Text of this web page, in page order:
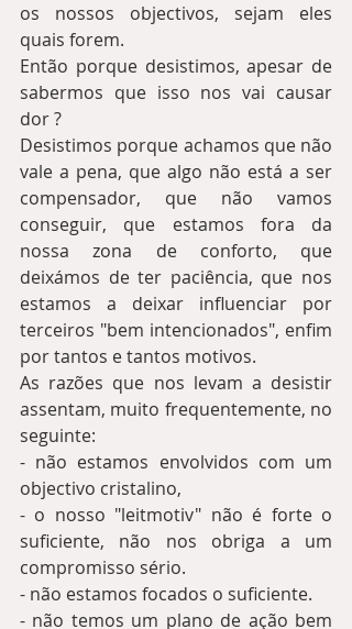
os nossos objectivos, sejam eles
quais forem.
Então porque desistimos, apesar de
sabermos que isso nos vai causar
dor ?
Desistimos porque achamos que não
vale a pena, que algo não está a ser
compensador, que não vamos
conseguir, que estamos fora da
nossa zona de conforto, que
deixámos de ter paciência, que nos
estamos a deixar influenciar por
terceiros "bem intencionados", enfim
por tantos e tantos motivos.
As razões que nos levam a desistir
assentam, muito frequentemente, no
seguinte:
- não estamos envolvidos com um
objectivo cristalino,
- o nosso "leitmotiv" não é forte o
suficiente, não nos obriga a um
compromisso sério.
- não estamos focados o suficiente.
- não temos um plano de ação bem